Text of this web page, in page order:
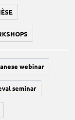
webinar
seminar